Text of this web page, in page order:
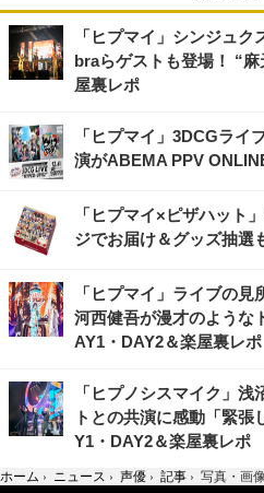
「ヒプマイ」シンジュ
braらゲストも登場！ “
屋裏レポ
「ヒプマイ」3DCGライ
演がABEMA PPV
「ヒプマイ×ピザハット
ジでお届け＆グッズ抽選
「ヒプマイ」ライブの
河西健吾が漫才のよう
AY1・DAY2＆楽屋裏レポ
「ヒプノシスマイク」
トとの共演に感動「緊
Y1・DAY2＆楽屋裏レポ
ホーム › ニュース › 声優 › 記事 › 写真・画像